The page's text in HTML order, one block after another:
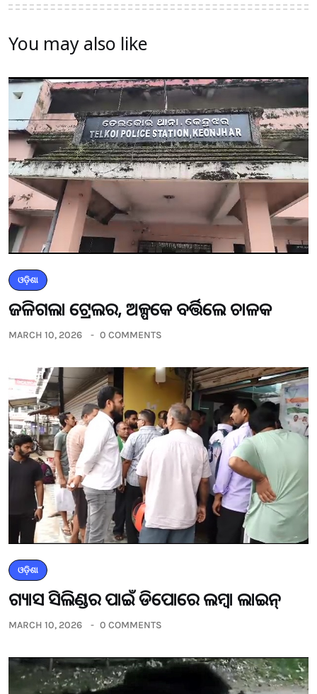
You may also like
ଓଡ଼ିଶା
ଜଳିଗଲା ଟ୍ରେଲର, ଅଳ୍ପକେ ବର୍ତ୍ତିଲେ ଚାଳକ
MARCH 10, 2026 0 COMMENTS
ଓଡ଼ିଶା
ଗ୍ୟାସ ସିଲିଣ୍ଡର ପାଇଁ ଡିପୋରେ ଲମ୍ବା ଲାଇନ୍
MARCH 10, 2026 0 COMMENTS